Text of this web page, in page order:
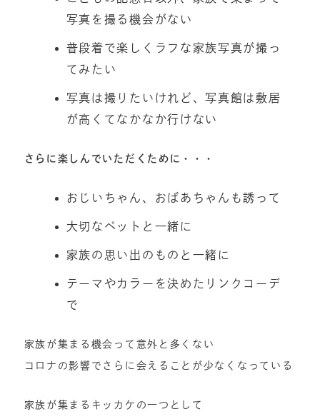
写真を撮る機会がない
普段着で楽しくラフな家族写真が撮っ
てみたい
写真は撮りたいけれど、写真館は敷居
が高くてなかなか行けない
さらに楽しんでいただくために・・・
おじいちゃん、おばあちゃんも誘って
大切なペットと一緒に
家族の思い出のものと一緒に
テーマやカラーを決めたリンクコーデ
で
家族が集まる機会って意外と多くない
コロナの影響でさらに会えることが少なくなっている
家族が集まるキッカケの一つとして